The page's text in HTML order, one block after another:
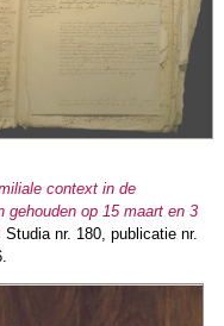
context in de
gehouden op 15 maart en 3
Studia nr. 180, publicatie nr.